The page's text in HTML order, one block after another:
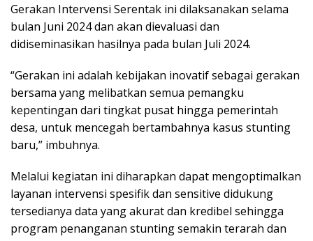
Gerakan Intervensi Serentak ini dilaksanakan selama
bulan Juni 2024 dan akan dievaluasi dan
didiseminasikan hasilnya pada bulan Juli 2024.
“Gerakan ini adalah kebijakan inovatif sebagai gerakan
bersama yang melibatkan semua pemangku
kepentingan dari tingkat pusat hingga pemerintah
desa, untuk mencegah bertambahnya kasus stunting
baru,” imbuhnya.
Melalui kegiatan ini diharapkan dapat mengoptimalkan
layanan intervensi spesifik dan sensitive didukung
tersedianya data yang akurat dan kredibel sehingga
program penanganan stunting semakin terarah dan